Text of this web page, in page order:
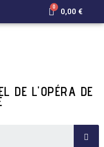
0,00 €
DE L'OPÉRA DE